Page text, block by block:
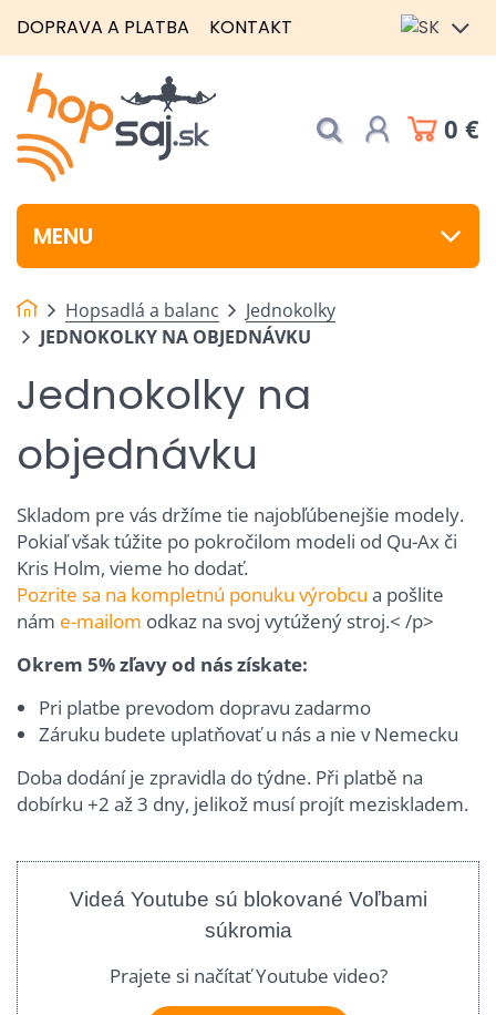
DOPRAVA A PLATBA KONTAKT
0 €
MENU
Hopsadlá a balanc
Jednokolky
JEDNOKOLKY NA OBJEDNÁVKU
Jednokolky na
objednávku
Skladom pre vás držíme tie najobľúbenejšie modely.
Pokiaľ však túžite po pokročilom modeli od Qu-Ax či
Kris Holm, vieme ho dodať.
Pozrite sa na kompletnú ponuku výrobcu a pošlite
nám e-mailom odkaz na svoj vytúžený stroj.< /p>
Okrem 5% zľavy od nás získate:
Pri platbe prevodom dopravu zadarmo
Záruku budete uplatňovať u nás a nie v Nemecku
Doba dodání je zpravidla do týdne. Při platbě na
dobírku +2 až 3 dny, jelikož musí projít meziskladem.
Videá Youtube sú blokované Voľbami
súkromia
Prajete si načítať Youtube video?